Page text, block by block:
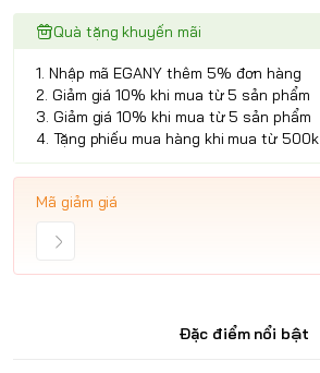
Quà tặng khuyến mãi
1. Nhập mã EGANY thêm 5% đơn hàng
2. Giảm giá 10% khi mua từ 5 sản phẩm
3. Giảm giá 10% khi mua từ 5 sản phẩm
4. Tặng phiếu mua hàng khi mua từ 500k
Mã giảm giá
Đặc điểm nổi bật